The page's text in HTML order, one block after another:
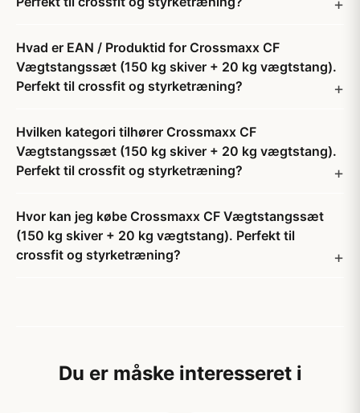
Hvad er EAN / Produktid for Crossmaxx CF
Vægtstangssæt (150 kg skiver + 20 kg vægtstang).
Perfekt til crossfit og styrketræning?
Hvilken kategori tilhører Crossmaxx CF
Vægtstangssæt (150 kg skiver + 20 kg vægtstang).
Perfekt til crossfit og styrketræning?
Hvor kan jeg købe Crossmaxx CF Vægtstangssæt
(150 kg skiver + 20 kg vægtstang). Perfekt til
crossfit og styrketræning?
Du er måske interesseret i